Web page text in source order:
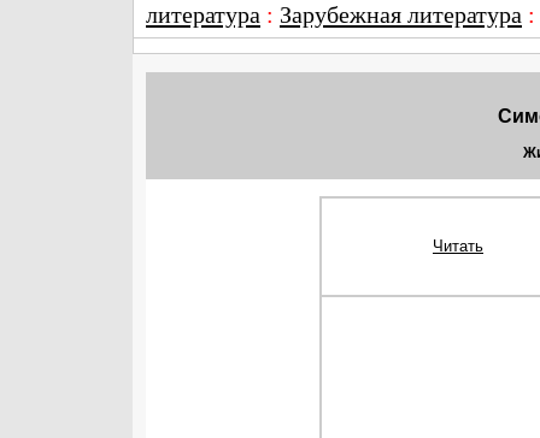
литература : Зарубежная литература
Читать